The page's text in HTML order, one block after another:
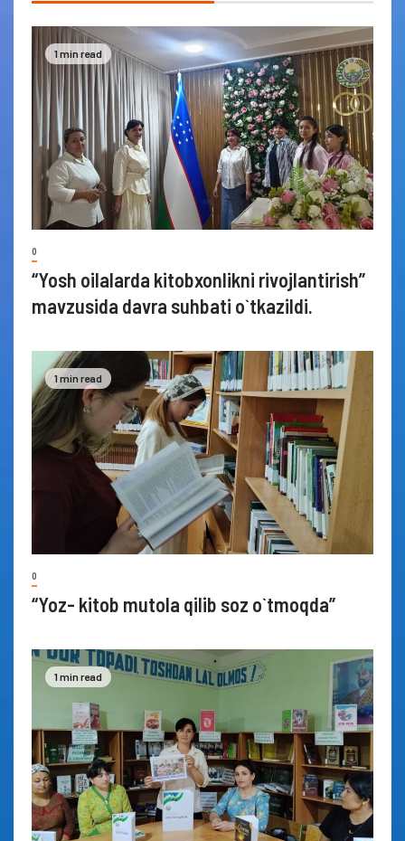
1 min read
0
“Yosh oilalarda kitobxonlikni rivojlantirish”
mavzusida davra suhbati o`tkazildi.
1 min read
0
“Yoz- kitob mutola qilib soz o`tmoqda”
1 min read